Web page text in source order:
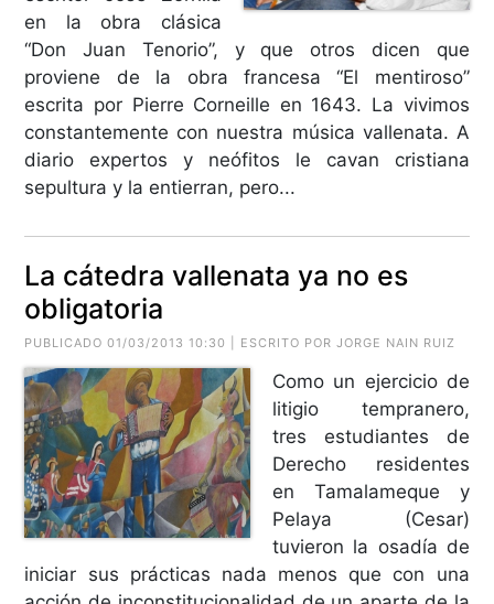
en la obra clásica
“Don Juan Tenorio”, y que otros dicen que
proviene de la obra francesa “El mentiroso”
escrita por Pierre Corneille en 1643. La vivimos
constantemente con nuestra música vallenata. A
diario expertos y neófitos le cavan cristiana
sepultura y la entierran, pero...
La cátedra vallenata ya no es
obligatoria
PUBLICADO 01/03/2013 10:30 | ESCRITO POR JORGE NAIN RUIZ
Como un ejercicio de
litigio tempranero,
tres estudiantes de
Derecho residentes
en Tamalameque y
Pelaya (Cesar)
tuvieron la osadía de
iniciar sus prácticas nada menos que con una